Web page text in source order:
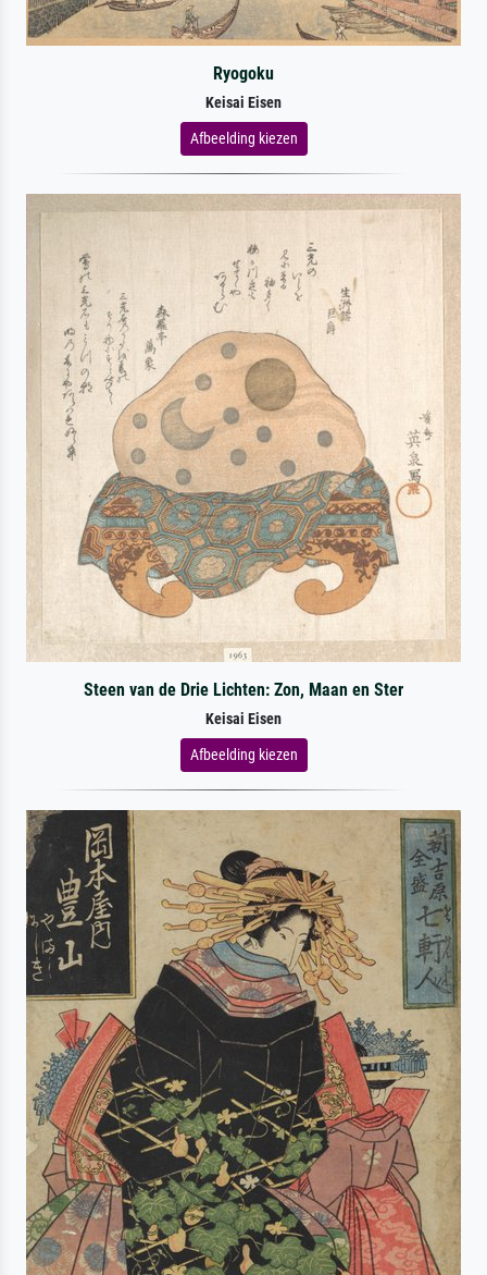
Ryogoku
Keisai Eisen
Afbeelding kiezen
Steen van de Drie Lichten: Zon, Maan en Ster
Keisai Eisen
Afbeelding kiezen